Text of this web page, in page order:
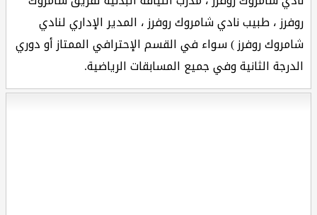
روفرز ، طبيب نادي شامروك روفرز ، المدير الإداري لنادي
شامروك روفرز ) سواء في القسم الإحترافي الممتاز أو دوري
الدرجة الثانية وفي جميع المسابقات الرياضية.